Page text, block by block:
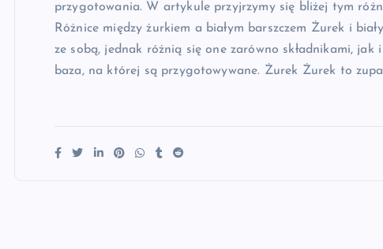
przygotowania. W artykule przyjrzymy się bliżej tym
Różnice między żurkiem a białym barszczem Żurek i
ze sobą, jednak różnią się one zarówno składnikami,
baza, na której są przygotowywane. Żurek Żurek to